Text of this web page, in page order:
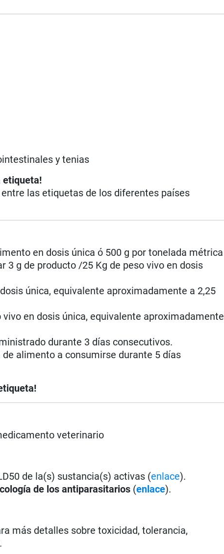
y tenias
etiqueta!
las etiquetas de los diferentes países
en dosis única ó 500 g por tonelada métrica
3 g de producto /25 Kg de peso vivo en dosis
única, equivalente aproximadamente a 2,25
en dosis única, equivalente aproximadamente
durante 3 días consecutivos.
alimento a consumirse durante 5 días
veterinario
de la(s) sustancia(s) activas (enlace).
de los antiparasitarios (enlace).
más detalles sobre toxicidad, tolerancia,